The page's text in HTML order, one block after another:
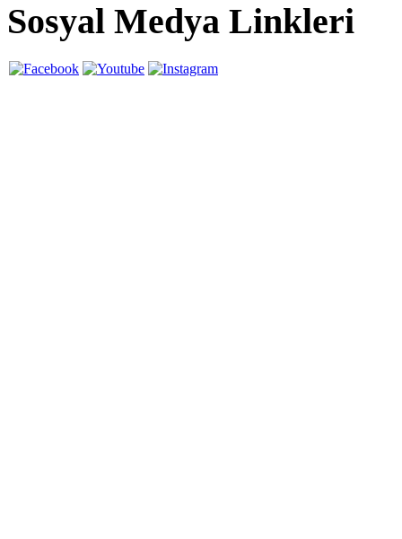
Sosyal Medya Linkleri